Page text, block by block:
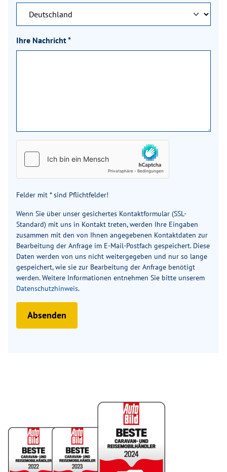
Kabelvorverlegung für Sat-
Anlagen
✓
Küchen-
✓ ✓
Markise 375 × 250 cm,
– ✓
–
TÜV und Zulassungspapier ✓
Listenpreis bei Einzelbezug 65.105 € 66.924 €
Sonderpreis 56.790 € 58.490 €
Ihr Sparvorteil*
Ihre Nachricht*
Felder mit * sind Pflichtfelder!
Wenn Sie über unser gesichertes Kontaktformular (SSL-
Standard) mit uns in Kontakt treten, werden Ihre Eingaben
zusammen mit den von Ihnen angegebenen Kontaktdaten zur
Bearbeitung der Anfrage im E-Mail-Postfach gespeichert. Diese
Daten werden von uns nicht weitergegeben und nur so lange
gespeichert, wie sie zur Bearbeitung der Anfrage benötigt
werden. Weitere Informationen entnehmen Sie bitte unserem
Datenschutzhinweis.
Absenden